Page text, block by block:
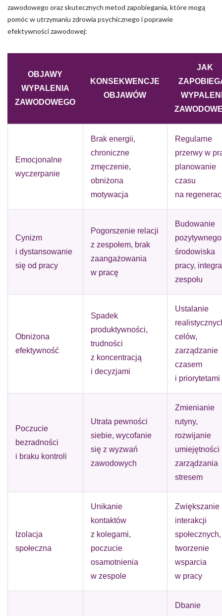
zawodowego oraz skutecznych metod zapobiegania, które mogą
pomóc w utrzymaniu zdrowia psychicznego i poprawie
efektywności zawodowej:
OBJAWY
WYPALENIA
ZAWODOWEGO
KONSEKWENCJE
OBJAWÓW
JAK
Emocjonalne
wyczerpanie
Brak energii,
chroniczne
zmęczenie,
obniżona
motywacja
Regularne
przerwy w
planowanie
czasu
na
Cynizm
i dystansowanie
się od pracy
Pogorszenie relacji
z zespołem, brak
zaangażowania
w pracę
Budowanie
pozytywnego
środowiska
pracy,
zespołu
Obniżona
efektywność
Spadek
produktywności,
trudności
z koncentracją
i decyzjami
Ustalanie
celów,
zarządzanie
czasem
i priorytetami
Poczucie
bezradności
i braku kontroli
Utrata pewności
siebie, wycofanie
się z wyzwań
zawodowych
Zmienianie
rutyny,
rozwijanie
umiejętności
zarządzania
stresem
Izolacja
społeczna
Unikanie
kontaktów
z kolegami,
poczucie
osamotnienia
w zespole
Zwiększanie
interakcji
społecznych,
tworzenie
wsparcia
w pracy
Dbanie